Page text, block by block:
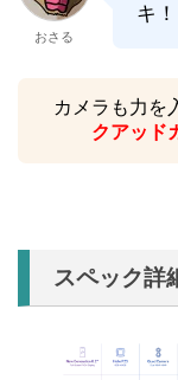
おさる
キ！
カメラも力を
クアッド
スペック詳